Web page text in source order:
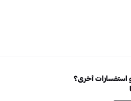
استفسارات أخرى؟